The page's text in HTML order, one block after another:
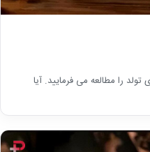
تولد را مطالعه می فرمایید. آیا